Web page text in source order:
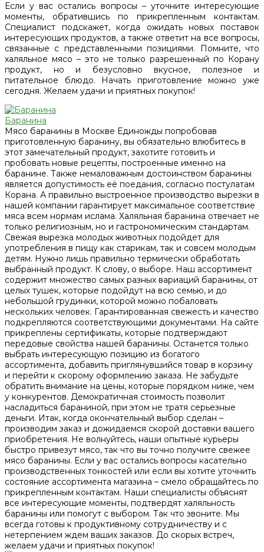
Если у вас остались вопросы – уточните интересующие
моменты, обратившись по прикрепленным контактам.
Специалист подскажет, когда ожидать новых поставок
интересующих продуктов, а также ответит на все вопросы,
связанные с представленными позициями. Помните, что
халяльное мясо – это не только разрешенный по Корану
продукт, но и безусловно вкусное, полезное и
питательное блюдо. Начать приготовление можно уже
сегодня. Желаем удачи и приятных покупок!
Баранина
Мясо баранины в Москве Единожды попробовав
приготовленную баранину, вы обязательно влюбитесь в
этот замечательный продукт, захотите готовить и
пробовать новые рецепты, построенные именно на
баранине. Также немаловажным достоинством баранины
является допустимость её поедания, согласно постулатам
Корана. А правильно выстроенное производство вырезки в
нашей компании гарантирует максимальное соответствие
мяса всем нормам ислама. Халяльная баранина отвечает не
только религиозным, но и гастрономическим стандартам.
Свежая вырезка молодых животных подойдет для
употребления в пищу как старикам, так и совсем молодым
детям. Нужно лишь правильно термически обработать
выбранный продукт. К слову, о выборе. Наш ассортимент
содержит множество самых разных вариаций баранины, от
целых тушек, которые подойдут на всю семью, и до
небольшой грудинки, которой можно побаловать
нескольких человек. Гарантированная свежесть и качество
подкрепляются соответствующими документами. На сайте
прикреплены сертификаты, которые подтверждают
передовые свойства нашей баранины. Останется только
выбрать интересующую позицию из богатого
ассортимента, добавить приглянувшийся товар в корзину
и перейти к скорому оформлению заказа. Не забудьте
обратить внимание на цены, которые порядком ниже, чем
у конкурентов. Демократичная стоимость позволит
насладиться бараниной, при этом не тратя серьезные
деньги. Итак, когда окончательный выбор сделан –
производим заказ и дожидаемся скорой доставки вашего
приобретения. Не волнуйтесь, наши опытные курьеры
быстро привезут мясо, так что вы точно получите свежее
мясо баранины. Если у вас остались вопросы касательно
производственных тонкостей или если вы хотите уточнить
состояние ассортимента магазина – смело обращайтесь по
прикрепленным контактам. Наши специалисты объяснят
все интересующие моменты, подтвердят халяльность
баранины или помогут с выбором. Так что звоните. Мы
всегда готовы к продуктивному сотрудничеству и с
нетерпением ждем ваших заказов. До скорых встреч,
желаем удачи и приятных покупок!